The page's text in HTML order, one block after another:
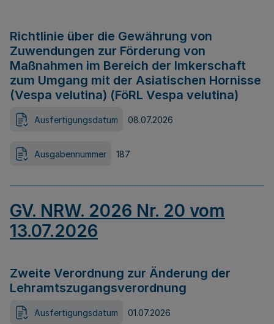
Richtlinie über die Gewährung von
Zuwendungen zur Förderung von
Maßnahmen im Bereich der Imkerschaft
zum Umgang mit der Asiatischen Hornisse
(Vespa velutina) (FöRL Vespa velutina)
Ausfertigungsdatum 08.07.2026
Ausgabennummer 187
GV. NRW. 2026 Nr. 20 vom
13.07.2026
Zweite Verordnung zur Änderung der
Lehramtszugangsverordnung
Ausfertigungsdatum 01.07.2026